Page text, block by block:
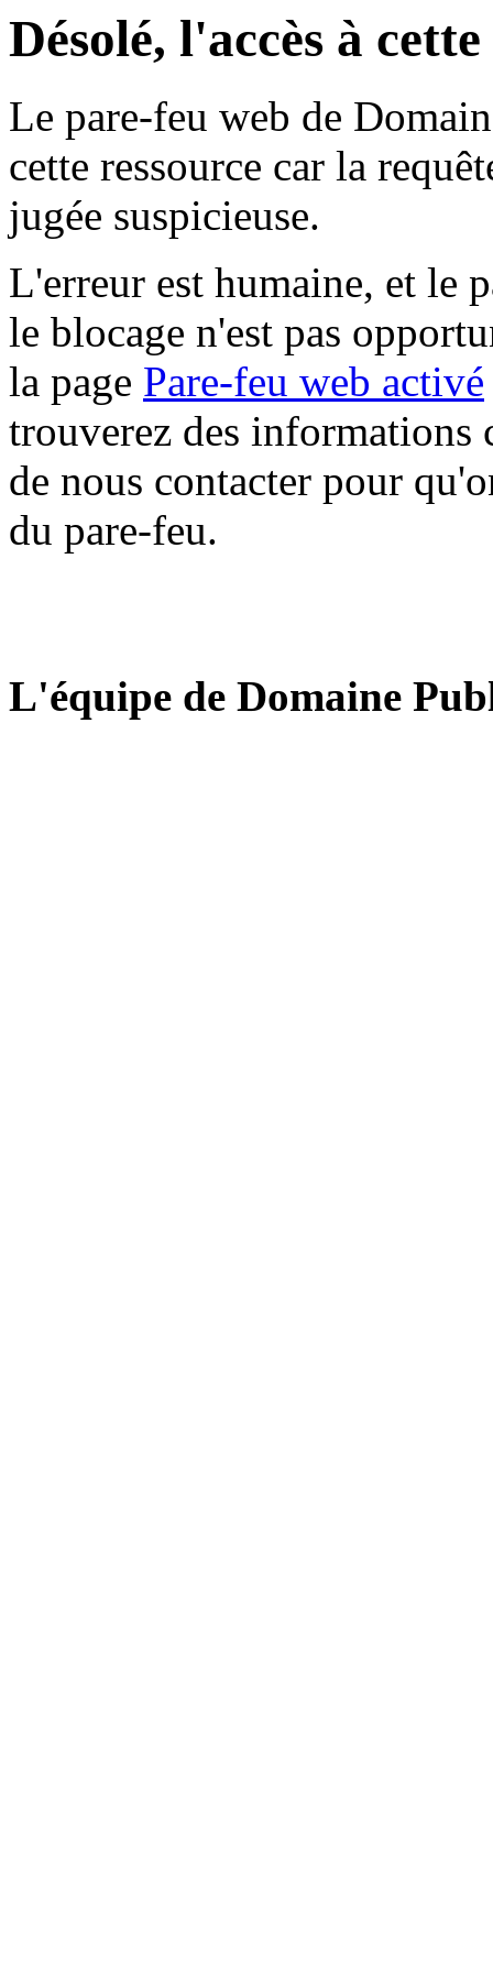
Désolé, l'accès à
Le pare-feu web de
cette ressource car la
jugée suspicieuse.
L'erreur est humaine, et le
le blocage n'est pas
la page Pare-feu web activé
trouverez des informations
de nous contacter pour
du pare-feu.
L'équipe de Domaine